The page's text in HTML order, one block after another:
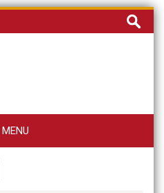
Cari
untuk:
MENU